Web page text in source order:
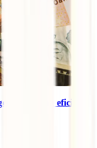
de forma eficiente